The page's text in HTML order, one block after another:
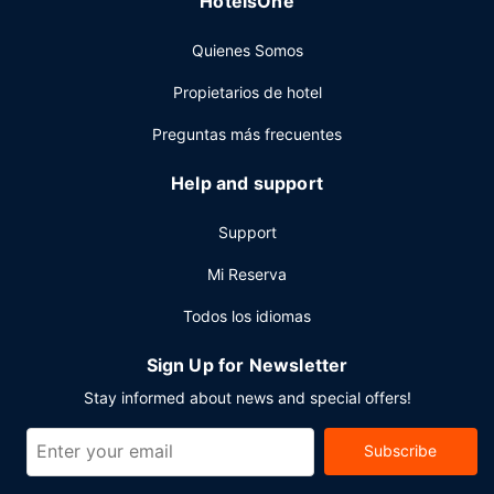
Tendrás conexión a Internet por cable gratis, una sala de
disposición. ¿Estás organizando un evento en Levis? En
este hotel tienes a tu disposición 207 metros cuadrados de
espacio con centro de conferencias y 7 salas de
reuniones. Hay un aparcamiento sin asistencia gratuito
Quienes Somos
Propietarios de hotel
Preguntas más frecuentes
Help and support
Support
Mi Reserva
Todos los idiomas
Sign Up for Newsletter
Stay informed about news and special offers!
Subscribe